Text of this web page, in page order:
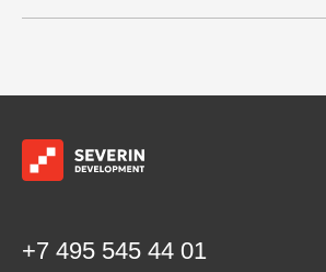
+7 495 545 44 01